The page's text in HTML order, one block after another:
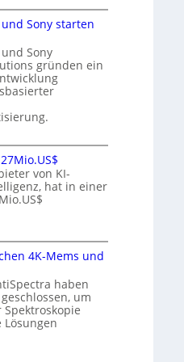
Sony starten
Sony
gründen ein
von KI-
hat in einer
4K-Mems und
haben
um